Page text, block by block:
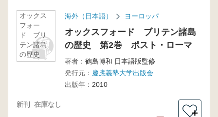
オックス
フォー
ド ブリ
テン諸島
の歴史
第2巻 ポ
海外（日本語） ヨーロッパ
オックスフォード ブリテン諸島
の歴史 第2巻 ポスト・ローマ
著者： 鶴島博和 日本語版監修
発行元： 慶應義塾大学出版会
出版年： 2010
新刊 在庫なし
＋